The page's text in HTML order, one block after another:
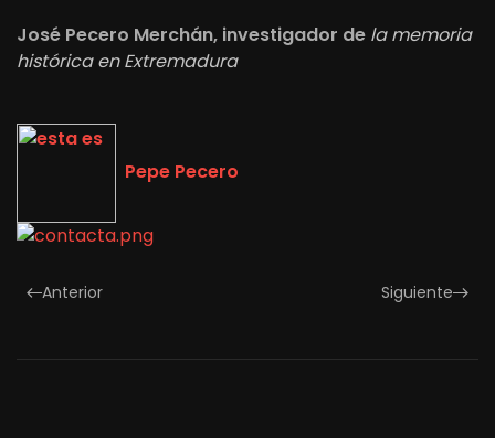
José Pecero Merchán, investigador de la memoria
histórica en Extremadura
Pepe Pecero
Anterior Siguiente